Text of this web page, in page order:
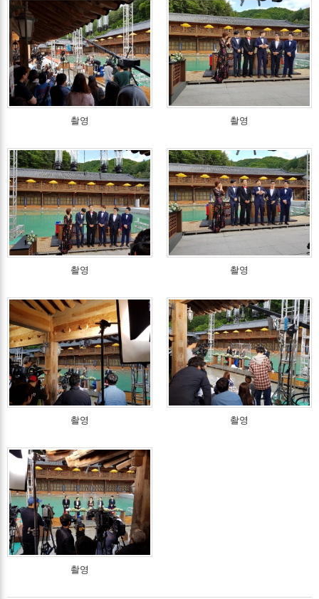
촬영 촬영
촬영 촬영
촬영 촬영
촬영